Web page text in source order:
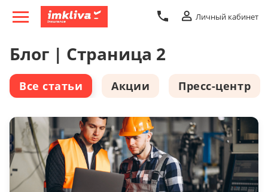
Личный кабинет
Блог | Страница 2
Все статьи Акции Пресс-центр